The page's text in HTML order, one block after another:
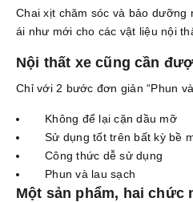
Chai xịt chăm sóc và bảo dưỡng
ái như mới cho các vật liệu nội
Nội thất xe cũng cần
Chỉ với 2 bước đơn giản “Phun
Không để lại cặn dầu mỡ
Sử dụng tốt trên bất kỳ bề
Công thức dễ sử dụng
Phun và lau sạch
Một sản phẩm, hai chức